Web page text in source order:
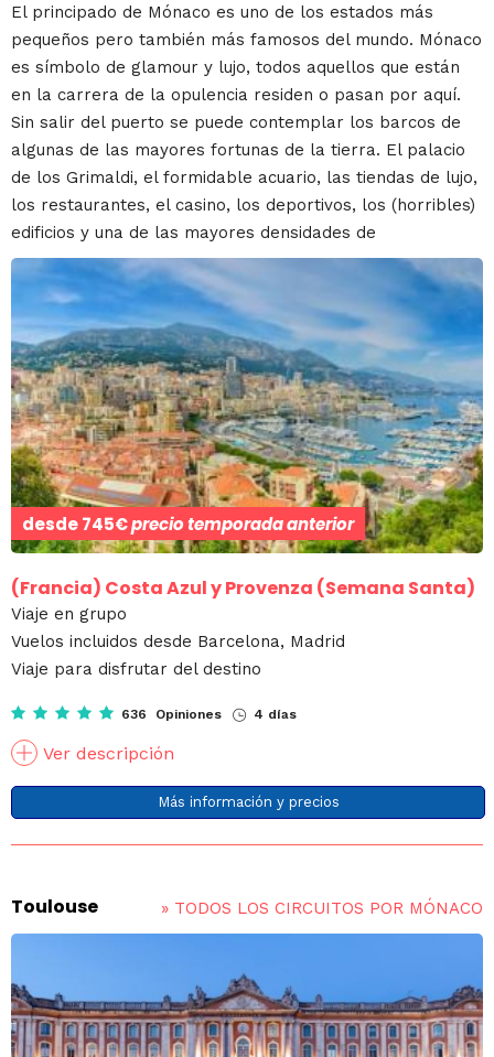
El principado de Mónaco es uno de los estados más
pequeños pero también más famosos del mundo. Mónaco
es símbolo de glamour y lujo, todos aquellos que están
en la carrera de la opulencia residen o pasan por aquí.
Sin salir del puerto se puede contemplar los barcos de
algunas de las mayores fortunas de la tierra. El palacio
de los Grimaldi, el formidable acuario, las tiendas de lujo,
los restaurantes, el casino, los deportivos, los (horribles)
edificios y una de las mayores densidades de
desde745€precio temporada anterior
(Francia) Costa Azul y Provenza (Semana Santa)
Viaje en grupo
Vuelos incluidos desde Barcelona, Madrid
Viaje para disfrutar del destino
636 Opiniones 4 días
Ver descripción
Más información y precios
» TODOS LOS CIRCUITOS POR MÓNACO
Toulouse